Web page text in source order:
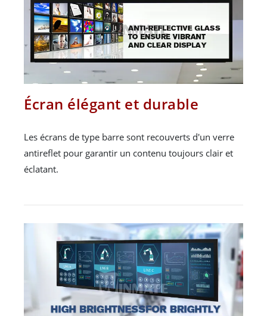
Écran élégant et durable
Les écrans de type barre sont recouverts d'un verre
antireflet pour garantir un contenu toujours clair et
éclatant.